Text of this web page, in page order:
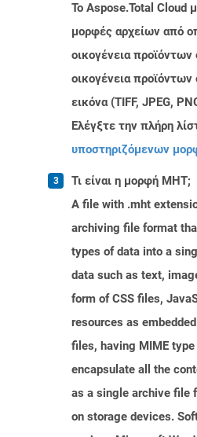
Το Aspose.Total Cloud
μορφές αρχείων από
οικογένεια
οικογένεια προϊόντων
εικόνα (TIFF, JPEG,
Ελέγξτε την πλήρη
υποστηριζόμενων
Τι είναι η μορφή MHT;
A file with .mht
archiving file format
types of data into a
data such as text,
form of CSS files,
resources as
files, having MIME
encapsulate all the
as a single archive file
on storage devices.